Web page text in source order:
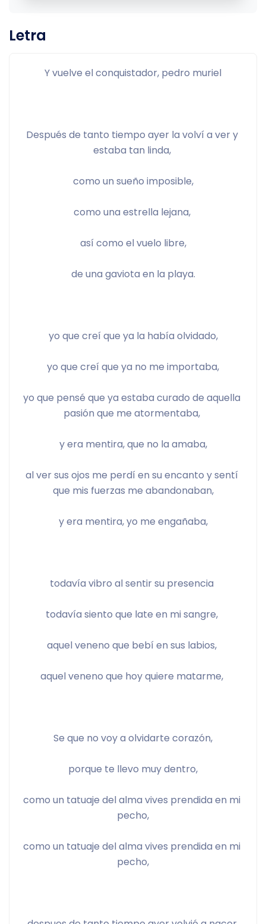
Letra
Y vuelve el conquistador, pedro muriel
Después de tanto tiempo ayer la volví a ver y
estaba tan linda,
como un sueño imposible,
como una estrella lejana,
así como el vuelo libre,
de una gaviota en la playa.
yo que creí que ya la había olvidado,
yo que creí que ya no me importaba,
yo que pensé que ya estaba curado de aquella
pasión que me atormentaba,
y era mentira, que no la amaba,
al ver sus ojos me perdí en su encanto y sentí
que mis fuerzas me abandonaban,
y era mentira, yo me engañaba,
todavía vibro al sentir su presencia
todavía siento que late en mi sangre,
aquel veneno que bebí en sus labios,
aquel veneno que hoy quiere matarme,
Se que no voy a olvidarte corazón,
porque te llevo muy dentro,
como un tatuaje del alma vives prendida en mi
pecho,
como un tatuaje del alma vives prendida en mi
pecho,